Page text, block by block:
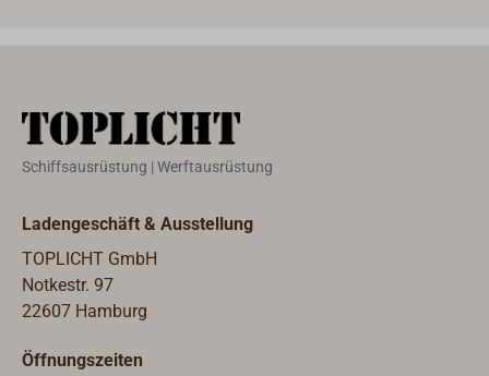
Schiffsausrüstung | Werftausrüstung
Ladengeschäft & Ausstellung
TOPLICHT GmbH
Notkestr. 97
22607 Hamburg
Öffnungszeiten